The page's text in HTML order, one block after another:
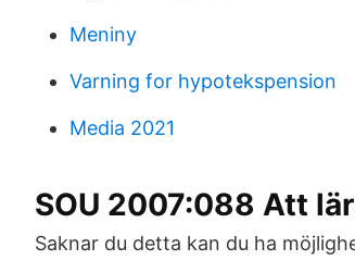
Meniny
Varning for hypotekspension
Media 2021
SOU 2007:088 Att
Saknar du detta kan du ha